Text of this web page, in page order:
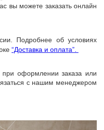
вы можете заказать онлайн
Подробнее об условиях
“Доставка и оплата”.
при оформлении заказа или
с нашим менеджером